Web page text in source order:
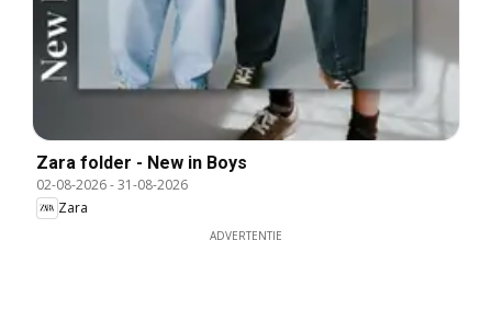
Zara folder - New in Boys
02-08-2026-31-08-2026
Zara
ADVERTENTIE